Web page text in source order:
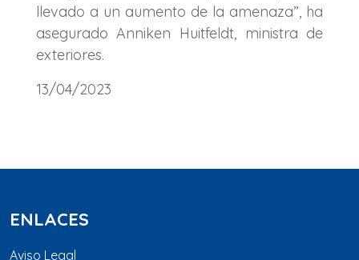
llevado a un aumento de la amenaza”, ha
asegurado Anniken Huitfeldt, ministra de
exteriores.
13/04/2023
ENLACES
Aviso Legal